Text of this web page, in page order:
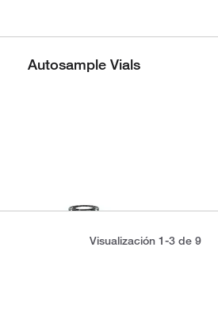
Autosample Vials
Visualización 1-3 de 9